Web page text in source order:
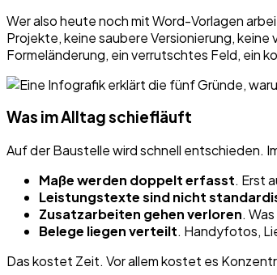
Wer also heute noch mit Word-Vorlagen
Projekte, keine saubere Versionierung,
Formeländerung, ein verrutschtes Feld, ein
Was im Alltag schiefläuft
Auf der Baustelle wird schnell entschieden.
Maße werden doppelt erfasst. Erst
Leistungstexte sind nicht
Zusatzarbeiten gehen verloren.
Belege liegen verteilt. Handyfotos,
Das kostet Zeit. Vor allem kostet es